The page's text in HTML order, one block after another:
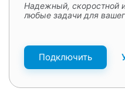
Надежный, скоростной
любые задачи для
Подключить